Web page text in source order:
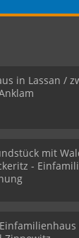
in Lassan /
mit
-